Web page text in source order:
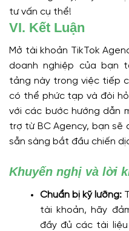
tư vấn cụ thể!
VI. Kết Luận
Mở tài khoản TikTok
doanh nghiệp của bạn
tảng này trong việc tiếp
có thể phức tạp và đòi
với các bước hướng dẫn
trợ từ BC Agency, bạn
sẵn sàng bắt đầu chiến
Khuyến nghị và lời
Chuẩn bị kỹ lưỡng:
tài khoản, hãy
đầy đủ các tài